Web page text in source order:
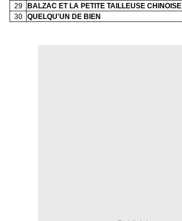
29
BALZAC ET LA PETITE TAILLEUSE CHINOISE
30
QUELQU'UN DE BIEN